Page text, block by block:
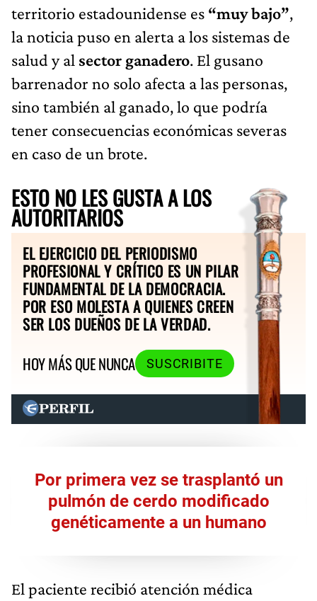
territorio estadounidense es “muy bajo”,
la noticia puso en alerta a los sistemas de
salud y al sector ganadero. El gusano
barrenador no solo afecta a las personas,
sino también al ganado, lo que podría
tener consecuencias económicas severas
en caso de un brote.
ESTO NO LES GUSTA A LOS
AUTORITARIOS
EL EJERCICIO DEL PERIODISMO
PROFESIONAL Y CRÍTICO ES UN PILAR
FUNDAMENTAL DE LA DEMOCRACIA.
POR ESO MOLESTA A QUIENES CREEN
SER LOS DUEÑOS DE LA VERDAD.
HOY MÁS QUE NUNCA
SUSCRIBITE
Por primera vez se trasplantó un
pulmón de cerdo modificado
genéticamente a un humano
El paciente recibió atención médica